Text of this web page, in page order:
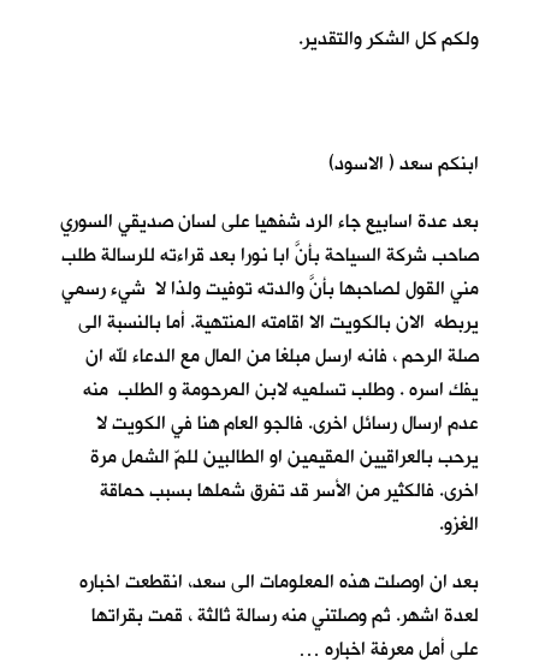
ولكم كل الشكر والتقدير.
ابنكم سعد ( الاسود)
بعد عدة اسابيع جاء الرد شفهيا على لسان صديقي السوري
صاحب شركة السياحة بأنَّ ابا نورا بعد قراءته للرسالة طلب
مني القول لصاحبها بأنَّ والدته توفيت ولذا لا شيء رسمي
يربطه الان بالكويت الا اقامته المنتهية. أما بالنسبة الى
صلة الرحم ، فانه ارسل مبلغا من المال مع الدعاء لله ان
يفك اسره . وطلب تسلميه لابن المرحومة و الطلب منه
عدم ارسال رسائل اخرى. فالجو العام هنا في الكويت لا
يرحب بالعراقيين المقيمين او الطالبين للمّ الشمل مرة
اخرى. فالكثير من الأسر قد تفرق شملها بسبب حماقة
الغزو.
بعد ان اوصلت هذه المعلومات الى سعد، انقطعت اخباره
لعدة اشهر. ثم وصلتني منه رسالة ثالثة ، قمت بقراتها
على أمل معرفة اخباره …